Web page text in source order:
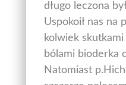
długo leczona
Uspokoił nas na
kolwiek
bólami bioderka
Natomiast